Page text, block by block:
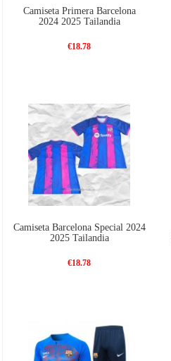
Camiseta Primera Barcelona
2024 2025 Tailandia
€18.78
Camiseta Barcelona Special 2024
2025 Tailandia
€18.78